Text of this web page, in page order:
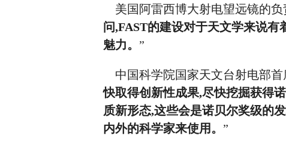
美国阿雷西博大射电望远镜的负
问,FAST的建设对于天文学来说
魅力。 ”
中国科学院国家天文台射电部首
快取得创新性成果,尽快挖掘获得
质新形态,这些会是诺贝尔奖级的发
内外的科学家来使用。 ”